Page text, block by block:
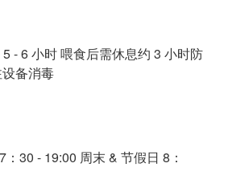
- 6 小时 喂食后需休息约 3 小时防
备消毒
30 - 19:00 周末 & 节假日 8：